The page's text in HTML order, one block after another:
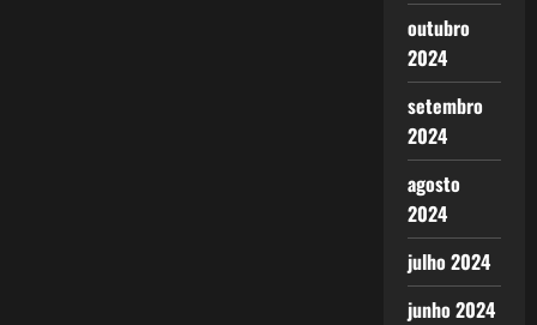
outubro
2024
setembro
2024
agosto
2024
julho 2024
junho 2024